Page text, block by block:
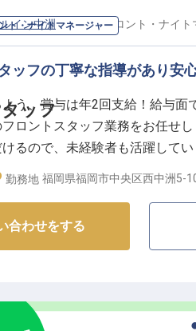
円（賞与含む）
10日休みでメリハリのある働
の好立地、制服貸与
・自転車通勤可
情報です
ト・ナイトマネージャー
ッフ
イン中洲 のナイトフロント・ナイト
ッフの丁寧な指導があり安
う、賞与は年2回支給！給与面
ロントスタッフ業務をお任せ
るので、未経験者も活躍して
安心して働ける環境です。博
勤務地 福岡県福岡市中央区西中洲5-
合わせをする